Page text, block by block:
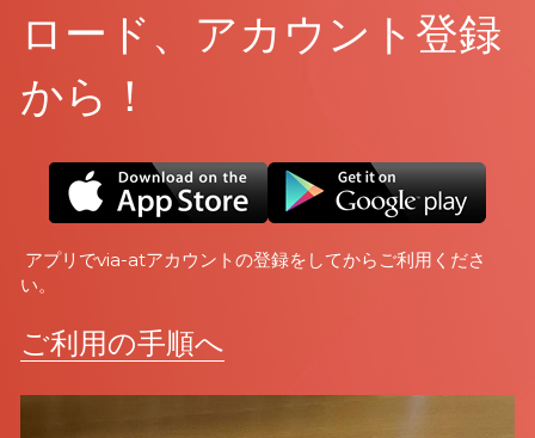
ロード、アカウント登録
から！
い。
ご利用の手順へ